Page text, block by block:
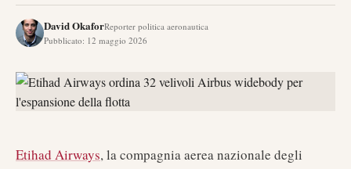
David OkaforReporter politica aeronautica
Pubblicato: 12 maggio 2026
Etihad Airways, la compagnia aerea nazionale degli